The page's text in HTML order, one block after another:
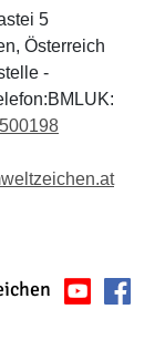
5
Österreich
-